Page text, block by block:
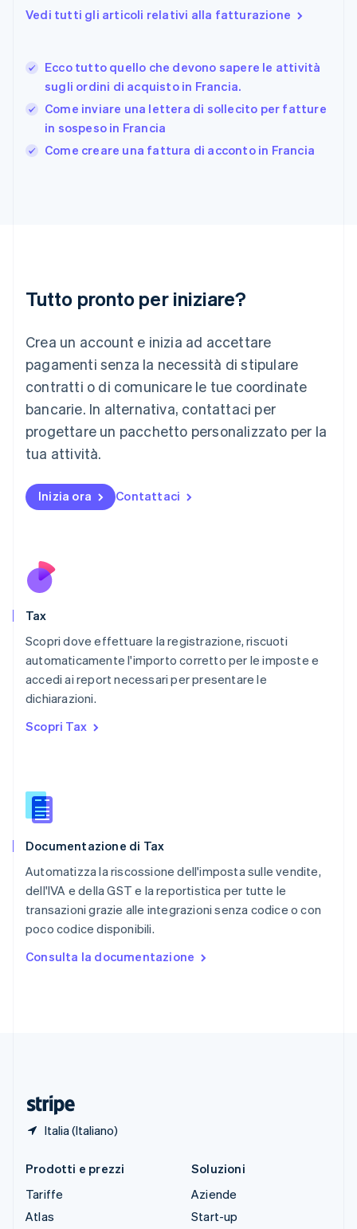
Vedi tutti gli articoli relativi alla fatturazione
Ecco tutto quello che devono sapere le attività
sugli ordini di acquisto in Francia.
Come inviare una lettera di sollecito per fatture
in sospeso in Francia
Come creare una fattura di acconto in Francia
Tutto pronto per iniziare?
Crea un account e inizia ad accettare
pagamenti senza la necessità di stipulare
contratti o di comunicare le tue coordinate
bancarie. In alternativa, contattaci per
progettare un pacchetto personalizzato per la
tua attività.
Inizia ora Contattaci
Tax
Scopri dove effettuare la registrazione, riscuoti
automaticamente l'importo corretto per le imposte e
accedi ai report necessari per presentare le
dichiarazioni.
Scopri Tax
Documentazione di Tax
Automatizza la riscossione dell'imposta sulle vendite,
dell'IVA e della GST e la reportistica per tutte le
transazioni grazie alle integrazioni senza codice o con
poco codice disponibili.
Consulta la documentazione
Italia (Italiano)
Finlandia
Germania
DeutschEnglish
Giappone
Gibilterra
English
Lettonia
English
DeutschEnglish
Lituania
Français DeutschEnglish
Malaysia
English 简体中文
Malta
Messico
EspañolEnglish
English
Paesi Bassi
English
Portogallo
RAS di Hong Kong, Cina
English简体中文
Regno Unito
English
English
Singapore
Slovacchia
English
Slovenia
Spagna
EspañolEnglish
English Español简体中文
Prodotti e prezzi
Tariffe
Atlas
Soluzioni
Aziende
Start-up